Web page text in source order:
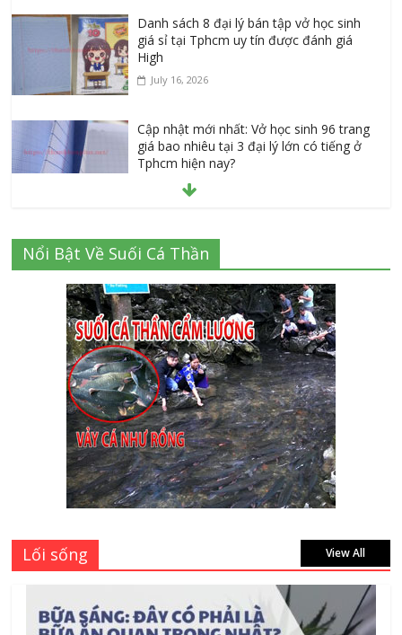
Danh sách 8 đại lý bán tập vở học sinh
giá sỉ tại Tphcm uy tín được đánh giá
High
July 16, 2026
Cập nhật mới nhất: Vở học sinh 96 trang
giá bao nhiêu tại 3 đại lý lớn có tiếng ở
Tphcm hiện nay?
July 9, 2026
Thành Long – Số 1 về dịch vụ sửa cửa
kính Quận 1 Tphcm tận nhà uy tín, giá rẻ
June 30, 2026
Mách bạn 7 địa chỉ sửa cửa nhôm kính
Tân Phú Tphcm tận nơi giá rẻ, uy tín
nhất hiện nay
August 5, 2026
Bật Mới 3 tiêu chí cắt kính cường lực
Quận 12 theo yêu cầu Siêu Rẻ Lại Độc
Quyền
August 4, 2026
Nổi Bật Về Suối Cá Thần
Lối sống View All